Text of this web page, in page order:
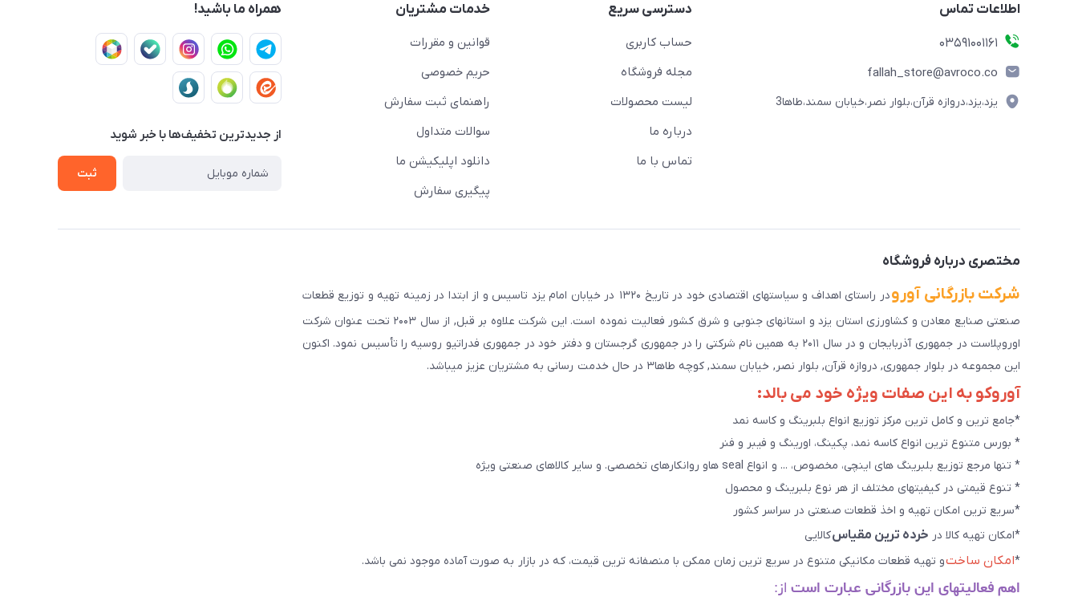
اطلاعات تماس
03591001161
fallah_store@avroco.co
یزد،یزد،دروازه قرآن،بلوار نصر،خیابان سمند،طاها3
دسترسی سریع
حساب کاربری
مجله فروشگاه
لیست محصولات
درباره ما
تماس با ما
خدمات مشتریان
قوانین و مقررات
حریم خصوصی
راهنمای ثبت سفارش
سوالات متداول
دانلود اپلیکیشن ما
پیگیری سفارش
همراه ما باشید!
از جدید‌ترین تخفیف‌ها با‌ خبر شوید
ثبت
مختصری درباره فروشگاه
شرکت بازرگانی آورو
در راستای اهداف و سیاستهای اقتصادی خود در تاریخ ۱۳۲۰ در خیابان امام یزد تاسیس و از ابتدا در زمینه تهیه و توزیع قطعات
صنعتی صنایع معادن و کشاورزی استان یزد و استانهای جنوبی و شرق کشور فعالیت نموده است. این شرکت علاوه بر قبل, از سال ۲۰۰۳ تحت عنوان شرکت
اوروپلاست در جمهوری آذربایجان و در سال ۲۰۱۱ به همین نام شرکتی را در جمهوری گرجستان و دفتر خود در جمهوری فدراتیو روسیه را تأسیس نمود. اکنون
این مجموعه در بلوار جمهوری, دروازه قرآن, بلوار نصر, خیابان سمند, کوچه طاها۳ در حال خدمت رسانی به مشتریان عزیز میباشد.
آوروکو به این صفات ویژه خود می بالد:
*جامع ترین و کامل ترین مرکز توزیع انواع بلبرینگ و کاسه نمد
* بورس متنوع ترین انواع کاسه نمد، پکینگ، اورینگ و فیبر و فنر
* تنها مرجع توزیع بلبرینگ های اینچی، مخصوص، ... و انواع seal هاو روانکارهای تخصصی. و سایر کالاهای صنعتی ويژه
* تنوع قیمتی در کیفیتهای مختلف از هر نوع بلبرینگ و محصول
*سریع ترین امکان تهیه و اخذ قطعات صنعتی در سراسر کشور
*امکان تهیه کالا در خرده ترین مقیاسکالایی
*امکان ساختو تهیه قطعات مکانیکی متنوع در سریع ترین زمان ممکن با منصفانه ترین قیمت، که در بازار به صورت آماده موجود نمی باشد.
اهم فعالیتهای این بازرگانی عبارت است از: